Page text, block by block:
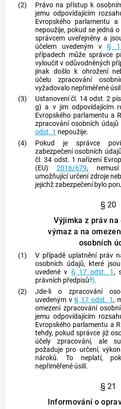
(2)
Právo na přístup k
jemu odpovídajícím
Evropského parlamentu
nepoužije, pokud se jedná
správcem uveřejněny a
účelem uvedeným v§
případech může správce
vyloučit v odůvodněných
jinak došlo k ohrožení
účelu zpracování
vyžadovalo nepřiměřené
(3)
Ustanovení čl. 14 odst. 2
g) a v jim odpovídajícím
Evropského parlamentu a
zpracování osobních
odst. 1 nepoužije.
(4)
Pokud je správce
zabezpečení osobních
čl. 34 odst. 1 nařízení
(EU) 2016/679, nemusí
umožňující určení zdroje
jejichž zabezpečení bylo
§ 20
Výjimka z práv na
výmaz a na
osobních
(1)
V případě uplatnění práv
osobních údajů, které
uvedené v § 17 odst. 1,
právních předpisů4).
(2)
Jde-li o zpracování
uvedeným v§ 17 odst. 1,
omezení zpracování
jemu odpovídajícím
Evropského parlamentu a
tehdy, pokud správce již
účely zpracování, ale
požaduje pro určení,
nároků. To neplatí,
nepřiměřené úsilí.
§ 21
Informování o